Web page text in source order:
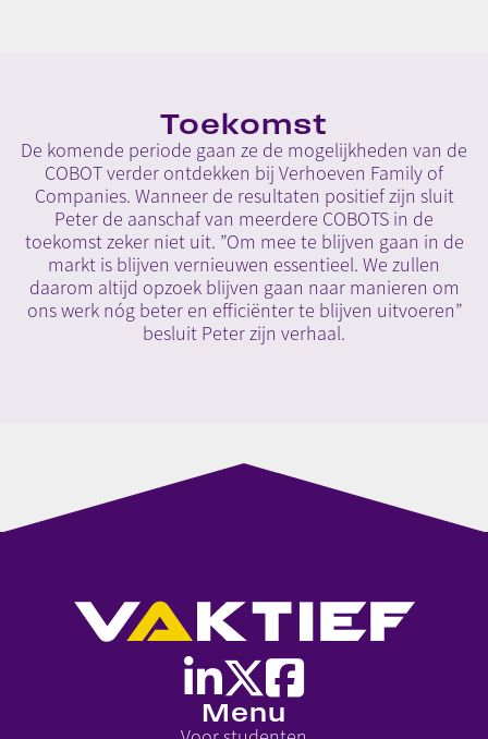
Toekomst
De komende periode gaan ze de mogelijkheden van de
COBOT verder ontdekken bij Verhoeven Family of
Companies. Wanneer de resultaten positief zijn sluit
Peter de aanschaf van meerdere COBOTS in de
toekomst zeker niet uit. ”Om mee te blijven gaan in de
markt is blijven vernieuwen essentieel. We zullen
daarom altijd opzoek blijven gaan naar manieren om
ons werk nóg beter en efficiënter te blijven uitvoeren”
besluit Peter zijn verhaal.
Menu